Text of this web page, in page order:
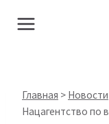
Главная > Новости
Нацагентство по